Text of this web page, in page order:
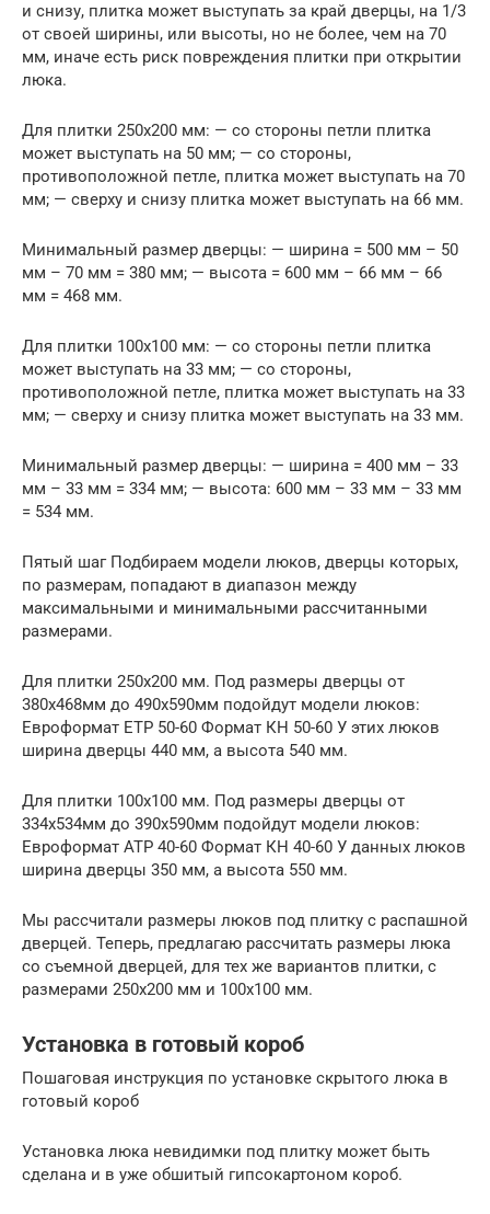
и снизу, плитка может выступать за край дверцы, на 1/3
от своей ширины, или высоты, но не более, чем на 70
мм, иначе есть риск повреждения плитки при открытии
люка.
Для плитки 250х200 мм: — со стороны петли плитка
может выступать на 50 мм; — со стороны,
противоположной петле, плитка может выступать на 70
мм; — сверху и снизу плитка может выступать на 66 мм.
Минимальный размер дверцы: — ширина = 500 мм – 50
мм – 70 мм = 380 мм; — высота = 600 мм – 66 мм – 66
мм = 468 мм.
Для плитки 100х100 мм: — со стороны петли плитка
может выступать на 33 мм; — со стороны,
противоположной петле, плитка может выступать на 33
мм; — сверху и снизу плитка может выступать на 33 мм.
Минимальный размер дверцы: — ширина = 400 мм – 33
мм – 33 мм = 334 мм; — высота: 600 мм – 33 мм – 33 мм
= 534 мм.
Пятый шаг Подбираем модели люков, дверцы которых,
по размерам, попадают в диапазон между
максимальными и минимальными рассчитанными
размерами.
Для плитки 250х200 мм. Под размеры дверцы от
380х468мм до 490х590мм подойдут модели люков:
Евроформат ЕТР 50-60 Формат КН 50-60 У этих люков
ширина дверцы 440 мм, а высота 540 мм.
Для плитки 100х100 мм. Под размеры дверцы от
334х534мм до 390х590мм подойдут модели люков:
Евроформат АТР 40-60 Формат КН 40-60 У данных люков
ширина дверцы 350 мм, а высота 550 мм.
Мы рассчитали размеры люков под плитку с распашной
дверцей. Теперь, предлагаю рассчитать размеры люка
со съемной дверцей, для тех же вариантов плитки, с
размерами 250х200 мм и 100х100 мм.
Установка в готовый короб
Пошаговая инструкция по установке скрытого люка в
готовый короб
Установка люка невидимки под плитку может быть
сделана и в уже обшитый гипсокартоном короб.